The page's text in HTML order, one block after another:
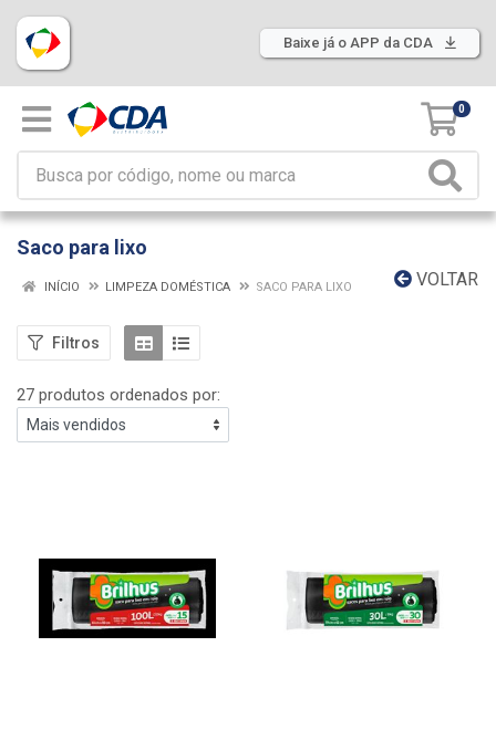
Baixe já o APP da CDA
0
Saco para lixo
VOLTAR
INÍCIO LIMPEZA DOMÉSTICA SACO PARA LIXO
Filtros
27 produtos ordenados por: